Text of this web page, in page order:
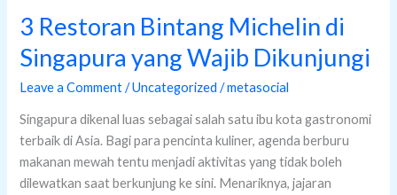
3 Restoran Bintang Michelin di
Singapura yang Wajib Dikunjungi
Leave a Comment /Uncategorized /metasocial
Singapura dikenal luas sebagai salah satu ibu kota gastronomi
terbaik di Asia. Bagi para pencinta kuliner, agenda berburu
makanan mewah tentu menjadi aktivitas yang tidak boleh
dilewatkan saat berkunjung ke sini. Menariknya, jajaran